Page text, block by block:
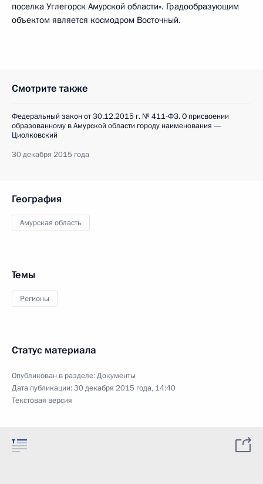
поселка Углегорск Амурской области». Градообразующим
объектом является космодром Восточный.
Смотрите также
Федеральный закон от 30.12.2015 г. № 411-ФЗ. О присвоении
образованному в Амурской области городу наименования —
Циолковский
30 декабря 2015 года
География
Амурская область
Темы
Регионы
Статус материала
Опубликован в разделе:Документы
Дата публикации:30 декабря 2015 года, 14:40
Текстовая версия